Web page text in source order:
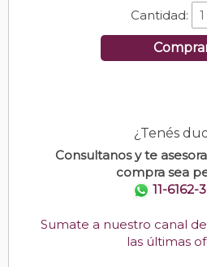
Cantidad:
¿Tenés
Consultanos y te
compra sea
11-6162-
Sumate a nuestro canal
las últimas